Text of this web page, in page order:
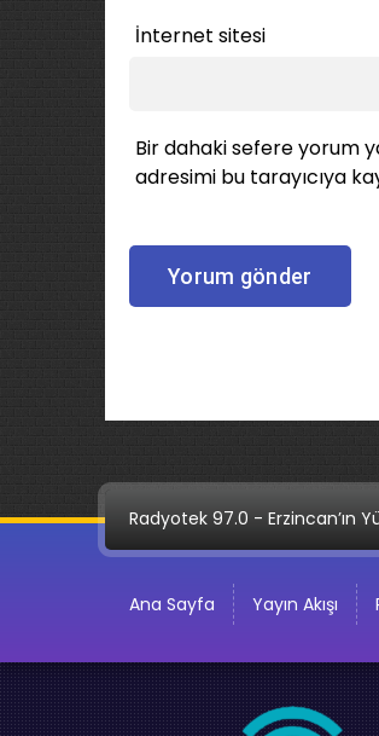
İnternet sitesi
Bir dahaki sefere yorum
adresimi bu tarayıcıya
Radyotek 97.0 - Erzincan’ın
Ana Sayfa Yayın Akışı